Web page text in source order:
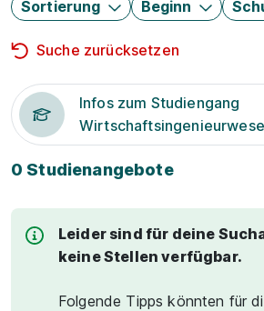
Sortierung Beginn
Suche zurücksetzen
Infos zum Studiengang
0 Studienangebote
Leider sind für deine
keine Stellen verfügbar.
Folgende Tipps könnten für